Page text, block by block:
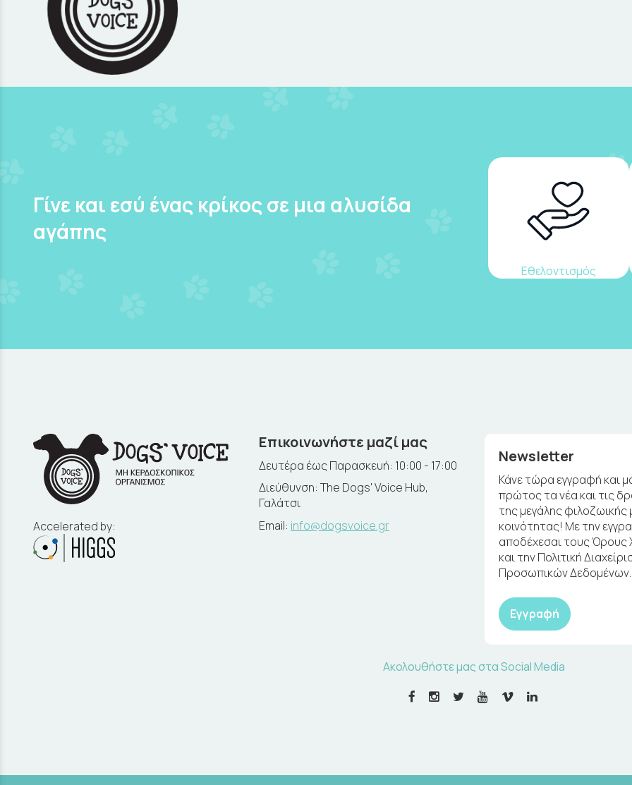
Γίνε και εσύ ένας κρίκος σε μια αλυσίδα
αγάπης
Εθελοντισμός
Accelerated by:
Επικοινωνήστε μαζί μας
Δευτέρα έως Παρασκευή: 10:00 - 17:00
Διεύθυνση: The Dogs' Voice Hub,
Γαλάτσι
Email: info@dogsvoice.gr
Newsletter
Κάνε τώρα εγγραφή και
πρώτος τα νέα και τις
της μεγάλης φιλοζωικής
κοινότητας! Με την
αποδέχεσαι τους Όρους
και την Πολιτική
Προσωπικών Δεδομένων.
Εγγραφή
Ακολουθήστε μας στα Social Media